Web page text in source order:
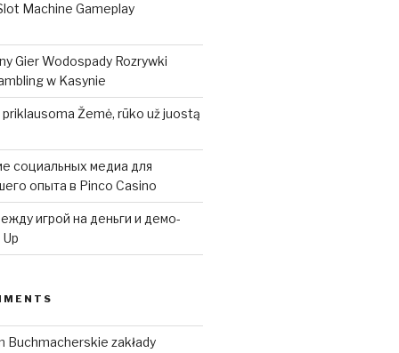
Machine Gameplay
Gier Wodospady Rozrywki
w Kasynie
Žemė, rūko už juostą
социальных медиа для
опыта в Pinco Casino
игрой на деньги и демо-
Buchmacherskie zakłady